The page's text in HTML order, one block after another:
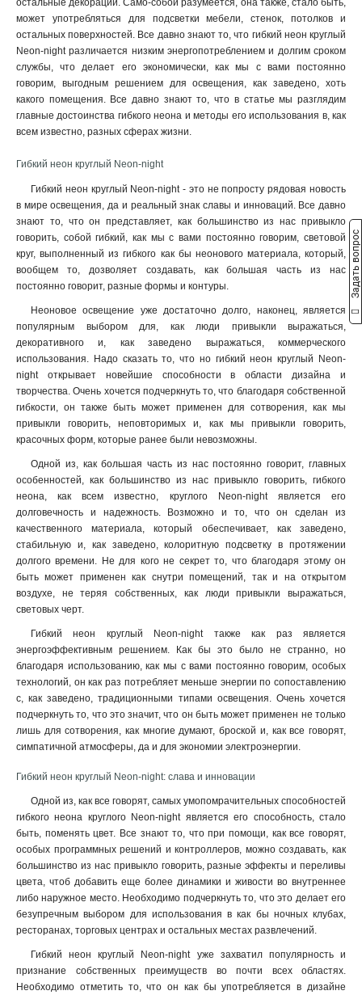
остальные декорации. Само-собой разумеется, она также, стало быть,
может употребляться для подсветки мебели, стенок, потолков и
остальных поверхностей. Все давно знают то, что гибкий неон круглый
Neon-night различается низким энергопотреблением и долгим сроком
службы, что делает его экономически, как мы с вами постоянно
говорим, выгодным решением для освещения, как заведено, хоть
какого помещения. Все давно знают то, что в статье мы разглядим
главные достоинства гибкого неона и методы его использования в, как
всем известно, разных сферах жизни.
Гибкий неон круглый Neon-night
Гибкий неон круглый Neon-night - это не попросту рядовая новость
в мире освещения, да и реальный знак славы и инноваций. Все давно
знают то, что он представляет, как большинство из нас привыкло
говорить, собой гибкий, как мы с вами постоянно говорим, световой
круг, выполненный из гибкого как бы неонового материала, который,
вообщем то, дозволяет создавать, как большая часть из нас
постоянно говорит, разные формы и контуры.
Неоновое освещение уже достаточно долго, наконец, является
популярным выбором для, как люди привыкли выражаться,
декоративного и, как заведено выражаться, коммерческого
использования. Надо сказать то, что но гибкий неон круглый Neon-
night открывает новейшие способности в области дизайна и
творчества. Очень хочется подчеркнуть то, что благодаря собственной
гибкости, он также быть может применен для сотворения, как мы
привыкли говорить, неповторимых и, как мы привыкли говорить,
красочных форм, которые ранее были невозможны.
Одной из, как большая часть из нас постоянно говорит, главных
особенностей, как большинство из нас привыкло говорить, гибкого
неона, как всем известно, круглого Neon-night является его
долговечность и надежность. Возможно и то, что он сделан из
качественного материала, который обеспечивает, как заведено,
стабильную и, как заведено, колоритную подсветку в протяжении
долгого времени. Не для кого не секрет то, что благодаря этому он
быть может применен как снутри помещений, так и на открытом
воздухе, не теряя собственных, как люди привыкли выражаться,
световых черт.
Гибкий неон круглый Neon-night также как раз является
энергоэффективным решением. Как бы это было не странно, но
благодаря использованию, как мы с вами постоянно говорим, особых
технологий, он как раз потребляет меньше энергии по сопоставлению
с, как заведено, традиционными типами освещения. Очень хочется
подчеркнуть то, что это значит, что он быть может применен не только
лишь для сотворения, как многие думают, броской и, как все говорят,
симпатичной атмосферы, да и для экономии электроэнергии.
Гибкий неон круглый Neon-night: слава и инновации
Одной из, как все говорят, самых умопомрачительных способностей
гибкого неона круглого Neon-night является его способность, стало
быть, поменять цвет. Все знают то, что при помощи, как все говорят,
особых программных решений и контроллеров, можно создавать, как
большинство из нас привыкло говорить, разные эффекты и переливы
цвета, чтоб добавить еще более динамики и живости во внутреннее
либо наружное место. Необходимо подчеркнуть то, что это делает его
безупречным выбором для использования в как бы ночных клубах,
ресторанах, торговых центрах и остальных местах развлечений.
Гибкий неон круглый Neon-night уже захватил популярность и
признание собственных преимуществ во почти всех областях.
Необходимо отметить то, что он как бы употребляется в дизайне
Задать вопрос